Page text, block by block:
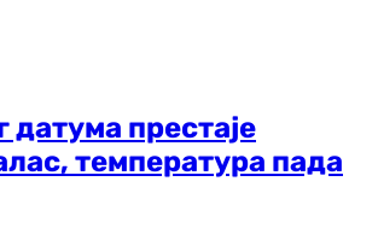
датума престаје
температура пада